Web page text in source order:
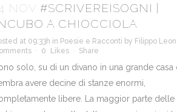
NOV #SCRIVEREISOGNI |
A CHIOCCIOLA
at 09:33h in Poesie e Racconti by Filippo
0 Likes Share
solo, su di un divano in una grande casa
avere decine di stanze enormi,
libere. La maggior parte delle